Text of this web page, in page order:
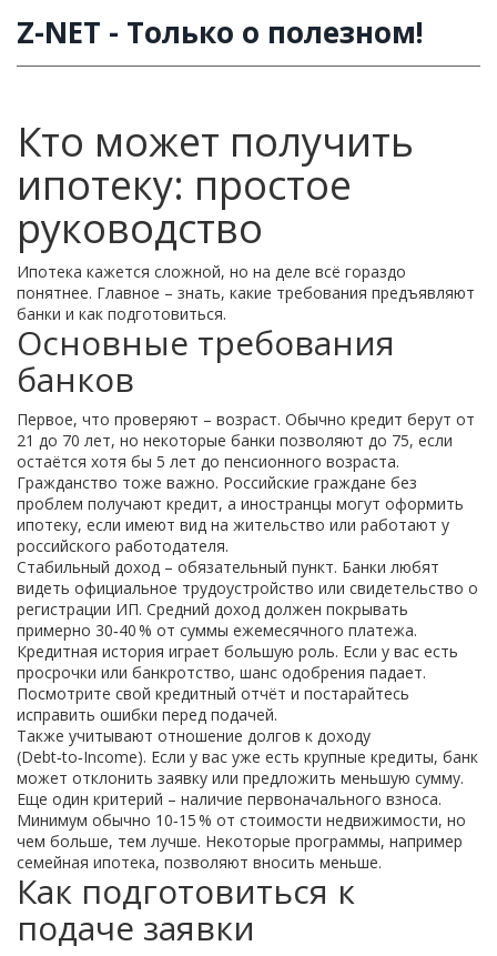
Z-NET - Только о полезном!
Кто может получить
ипотеку: простое
руководство
Ипотека кажется сложной, но на деле всё гораздо
понятнее. Главное – знать, какие требования предъявляют
банки и как подготовиться.
Основные требования
банков
Первое, что проверяют – возраст. Обычно кредит берут от
21 до 70 лет, но некоторые банки позволяют до 75, если
остаётся хотя бы 5 лет до пенсионного возраста.
Гражданство тоже важно. Российские граждане без
проблем получают кредит, а иностранцы могут оформить
ипотеку, если имеют вид на жительство или работают у
российского работодателя.
Стабильный доход – обязательный пункт. Банки любят
видеть официальное трудоустройство или свидетельство о
регистрации ИП. Средний доход должен покрывать
примерно 30‑40 % от суммы ежемесячного платежа.
Кредитная история играет большую роль. Если у вас есть
просрочки или банкротство, шанс одобрения падает.
Посмотрите свой кредитный отчёт и постарайтесь
исправить ошибки перед подачей.
Также учитывают отношение долгов к доходу
(Debt‑to‑Income). Если у вас уже есть крупные кредиты, банк
может отклонить заявку или предложить меньшую сумму.
Еще один критерий – наличие первоначального взноса.
Минимум обычно 10‑15 % от стоимости недвижимости, но
чем больше, тем лучше. Некоторые программы, например
семейная ипотека, позволяют вносить меньше.
Как подготовиться к
подаче заявки